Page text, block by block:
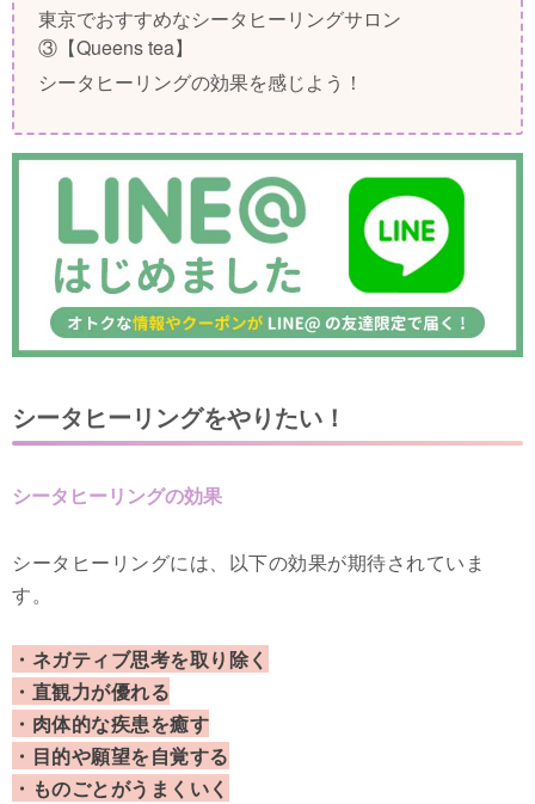
東京でおすすめなシータヒーリングサロン
③【Queens tea】
シータヒーリングの効果を感じよう！
シータヒーリングをやりたい！
シータヒーリングの効果
シータヒーリングには、以下の効果が期待されていま
す。
・ネガティブ思考を取り除く
・直観力が優れる
・肉体的な疾患を癒す
・目的や願望を自覚する
・ものごとがうまくいく